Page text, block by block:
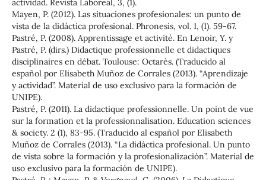
actividad. Revista Laboreal, 3, (1).
Mayen, P. (2012). Las situaciones profesionales: un punto de
vista de la didáctica profesional. Phronesis, vol. 1, (1). 59-67.
Pastré, P. (2008). Apprentissage et activité. En Lenoir, Y. y
Pastré, P. (dirs.) Didactique professionnelle et didactiques
disciplinaires en débat. Toulouse: Octarès. (Traducido al
español por Elisabeth Muñoz de Corrales (2013). “Aprendizaje
y actividad”. Material de uso exclusivo para la formación de
UNIPE).
Pastré, P. (2011). La didactique professionnelle. Un point de vue
sur la formation et la professionnalisation. Education sciences
& society. 2 (1), 83-95. (Traducido al español por Elisabeth
Muñoz de Corrales (2013). “La didáctica profesional. Un punto
de vista sobre la formación y la profesionalización”. Material de
uso exclusivo para la formación de UNIPE).